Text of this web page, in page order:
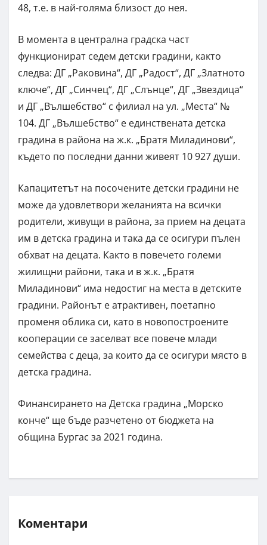
48, т.е. в най-голяма близост до нея.
В момента в централна градска част
функционират седем детски градини, както
следва: ДГ „Раковина“, ДГ „Радост“, ДГ „Златното
ключе“, ДГ „Синчец“, ДГ „Слънце“, ДГ „Звездица“
и ДГ „Вълшебство“ с филиал на ул. „Места“ №
104. ДГ „Вълшебство“ е единствената детска
градина в района на ж.к. „Братя Миладинови“,
където по последни данни живеят 10 927 души.
Капацитетът на посочените детски градини не
може да удовлетвори желанията на всички
родители, живущи в района, за прием на децата
им в детска градина и така да се осигури пълен
обхват на децата. Както в повечето големи
жилищни райони, така и в ж.к. „Братя
Миладинови“ има недостиг на места в детските
градини. Районът е атрактивен, поетапно
променя облика си, като в новопостроените
кооперации се заселват все повече млади
семейства с деца, за които да се осигури място в
детска градина.
Финансирането на Детска градина „Морско
конче“ ще бъде разчетено от бюджета на
община Бургас за 2021 година.
Коментари